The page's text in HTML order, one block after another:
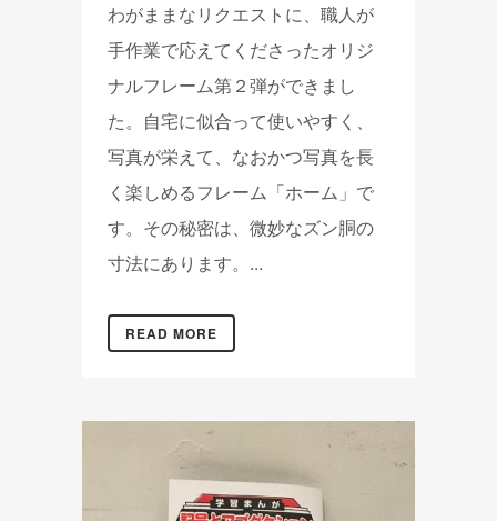
わがままなリクエストに、職人が
手作業で応えてくださったオリジ
ナルフレーム第２弾ができまし
た。自宅に似合って使いやすく、
写真が栄えて、なおかつ写真を長
く楽しめるフレーム「ホーム」で
す。その秘密は、微妙なズン胴の
寸法にあります。...
READ MORE